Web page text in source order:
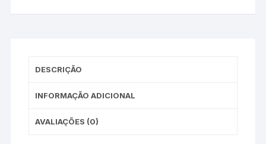
DESCRIÇÃO
INFORMAÇÃO ADICIONAL
AVALIAÇÕES (0)